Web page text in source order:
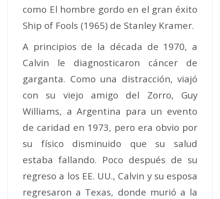
como El hombre gordo en el gran éxito
Ship of Fools (1965) de Stanley Kramer.
A principios de la década de 1970, a
Calvin le diagnosticaron cáncer de
garganta. Como una distracción, viajó
con su viejo amigo del Zorro, Guy
Williams, a Argentina para un evento
de caridad en 1973, pero era obvio por
su físico disminuido que su salud
estaba fallando. Poco después de su
regreso a los EE. UU., Calvin y su esposa
regresaron a Texas, donde murió a la